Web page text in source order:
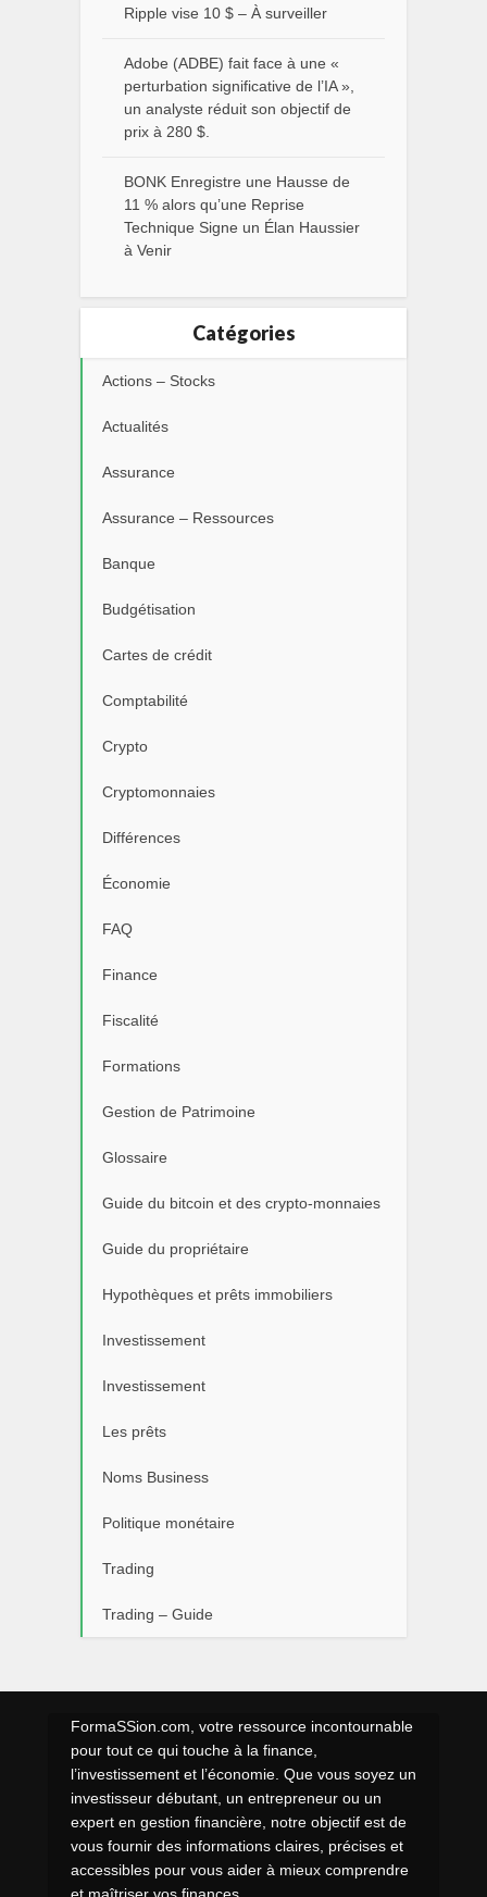
Ripple vise 10 $ – À surveiller
Adobe (ADBE) fait face à une «
perturbation significative de l’IA »,
un analyste réduit son objectif de
prix à 280 $.
BONK Enregistre une Hausse de
11 % alors qu’une Reprise
Technique Signe un Élan Haussier
à Venir
Catégories
Actions – Stocks
Actualités
Assurance
Assurance – Ressources
Banque
Budgétisation
Cartes de crédit
Comptabilité
Crypto
Cryptomonnaies
Différences
Économie
FAQ
Finance
Fiscalité
Formations
Gestion de Patrimoine
Glossaire
Guide du bitcoin et des crypto-monnaies
Guide du propriétaire
Hypothèques et prêts immobiliers
Investissement
Investissement
Les prêts
Noms Business
Politique monétaire
Trading
Trading – Guide
FormaSSion.com, votre ressource incontournable
pour tout ce qui touche à la finance,
l’investissement et l’économie. Que vous soyez un
investisseur débutant, un entrepreneur ou un
expert en gestion financière, notre objectif est de
vous fournir des informations claires, précises et
accessibles pour vous aider à mieux comprendre